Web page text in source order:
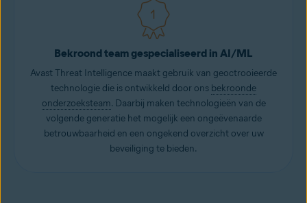
Bekroond team gespecialiseerd in AI/ML
Avast Threat Intelligence maakt gebruik van geoctrooieerde
technologie die is ontwikkeld door ons bekroonde
onderzoeksteam. Daarbij maken technologieën van de
volgende generatie het mogelijk een ongeëvenaarde
betrouwbaarheid en een ongekend overzicht over uw
beveiliging te bieden.